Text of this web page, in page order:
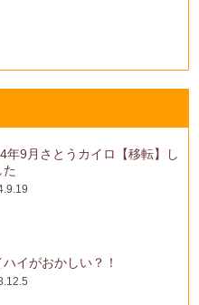
年9月さとうカイロ【移転】し
た
ハイがおかしい？！